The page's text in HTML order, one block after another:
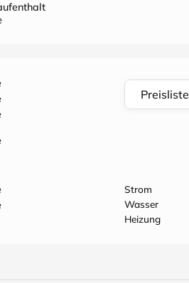
Preisliste
Strom
Wasser
Heizung